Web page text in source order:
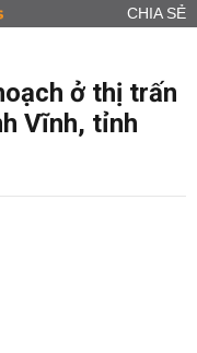
CHIA SẺ
ở thị trấn
Vĩnh, tỉnh